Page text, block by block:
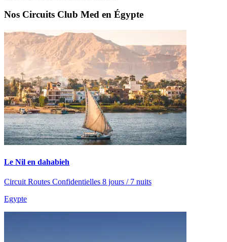
Nos Circuits Club Med en Égypte
Le Nil en dahabieh
Circuit Routes Confidentielles 8 jours / 7 nuits
Egypte